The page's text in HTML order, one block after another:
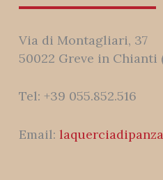
Via di Montagliari, 37
50022 Greve in Chianti
Tel: +39 055.852.516
Email: